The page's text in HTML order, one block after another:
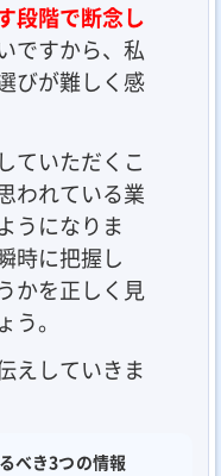
段階で断念し
ですから、私
びが難しく感
ていただくこ
われている業
うになりま
時に把握し
かを正しく見
。
えしていきま
べき3つの情報